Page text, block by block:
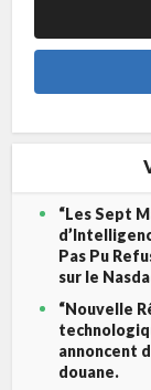
“Les Sept
Pas Pu
sur le
“Nouvelle
annoncent
douane.